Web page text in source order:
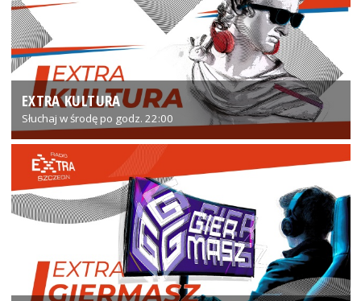
EXTRA KULTURA
Słuchaj w środę po godz. 22:00